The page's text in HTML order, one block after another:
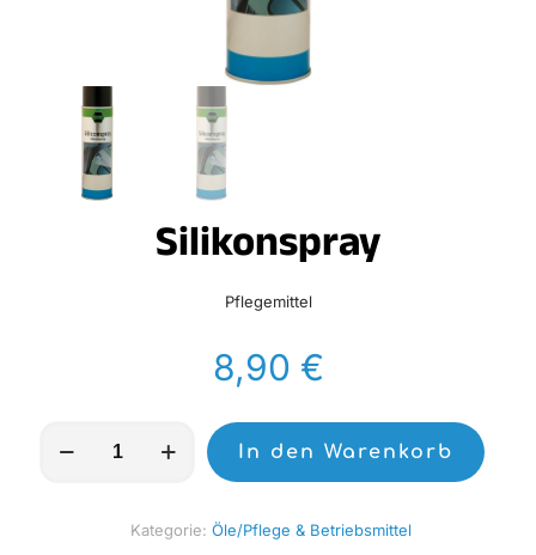
Silikonspray
Pflegemittel
8,90 €
Menge
In den Warenkorb
Kategorie: Öle/Pflege & Betriebsmittel